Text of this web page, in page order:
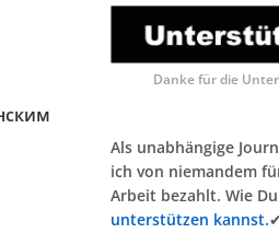
Danke für die
Als unabhängige
ich von niemandem
Arbeit bezahlt. Wie
unterstützen kannst.✔